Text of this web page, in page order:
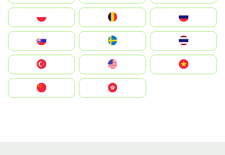
United States
中國香港特別行政區